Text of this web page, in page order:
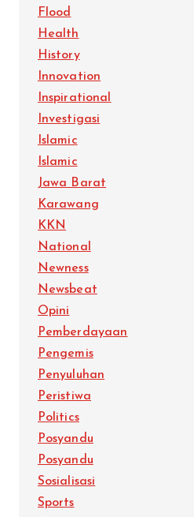
Flood
Health
History
Innovation
Inspirational
Investigasi
Islamic
Islamic
Jawa Barat
Karawang
KKN
National
Newness
Newsbeat
Opini
Pemberdayaan
Pengemis
Penyuluhan
Peristiwa
Politics
Posyandu
Posyandu
Sosialisasi
Sports